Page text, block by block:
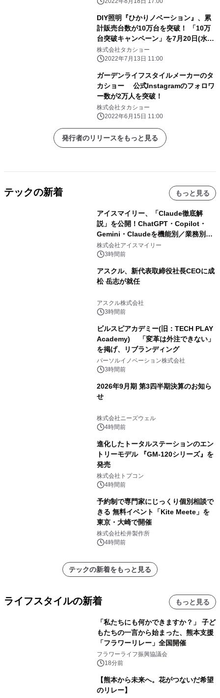
DIY照明『ひかりノベーション』、累
計販売台数が10万台を突破！ 「10万
台突破キャンペーン」を7月20日(水)
より実施！
株式会社タカショー
2022年7月13日 11:00
ガーデンライフスタイルメーカーのタ
カショー 公式Instagramのフォロワ
ー数が2万人を突破！
株式会社タカショー
2022年6月15日 11:00
発行者のリリースをもっと見る
テックの新着 もっと見る
アイスマイリー、「Claude徹底解
説」を公開！ChatGPT・Copilot・
Gemini・Claudeを機能別／業務別に
比較―自社に合う生成AIの選び方がわ
かる実践ガイド
株式会社アイスマイリー
3時間前
アスクル、新代表取締役社長CEOに成
松 岳志が就任
アスクル株式会社
3時間前
ビルスピアカデミー(旧：TECH PLAY
Academy) 「変革は外注できない」
を掲げ、リブランディング
パーソルイノベーション株式会社
3時間前
2026年9月期 第3四半期決算のお知ら
せ
株式会社ニーズウェル
4時間前
進化したトータルステーションのエン
トリーモデル 『GM-120シリーズ』を
発売
株式会社トプコン
4時間前
予約制で専門家にじっくり個別相談で
きる 無料イベント「Kite Meete」を
東京・大崎で開催
株式会社松井製作所
4時間前
テックの新着をもっと見る
ライフスタイルの新着 もっと見る
「私たちにも何かできますか？」 子ど
もたちの一言から始まった、熊本支援
「フラワーリレー」全国開催
フラワーライフ振興協議会
18分前
【熊本から未来へ。花がつないだ希望
のリレー】